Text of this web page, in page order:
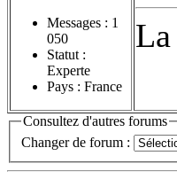
Messages : 1
050
Statut :
Experte
Pays : France
La
Consultez d'autres forums
Changer de forum :